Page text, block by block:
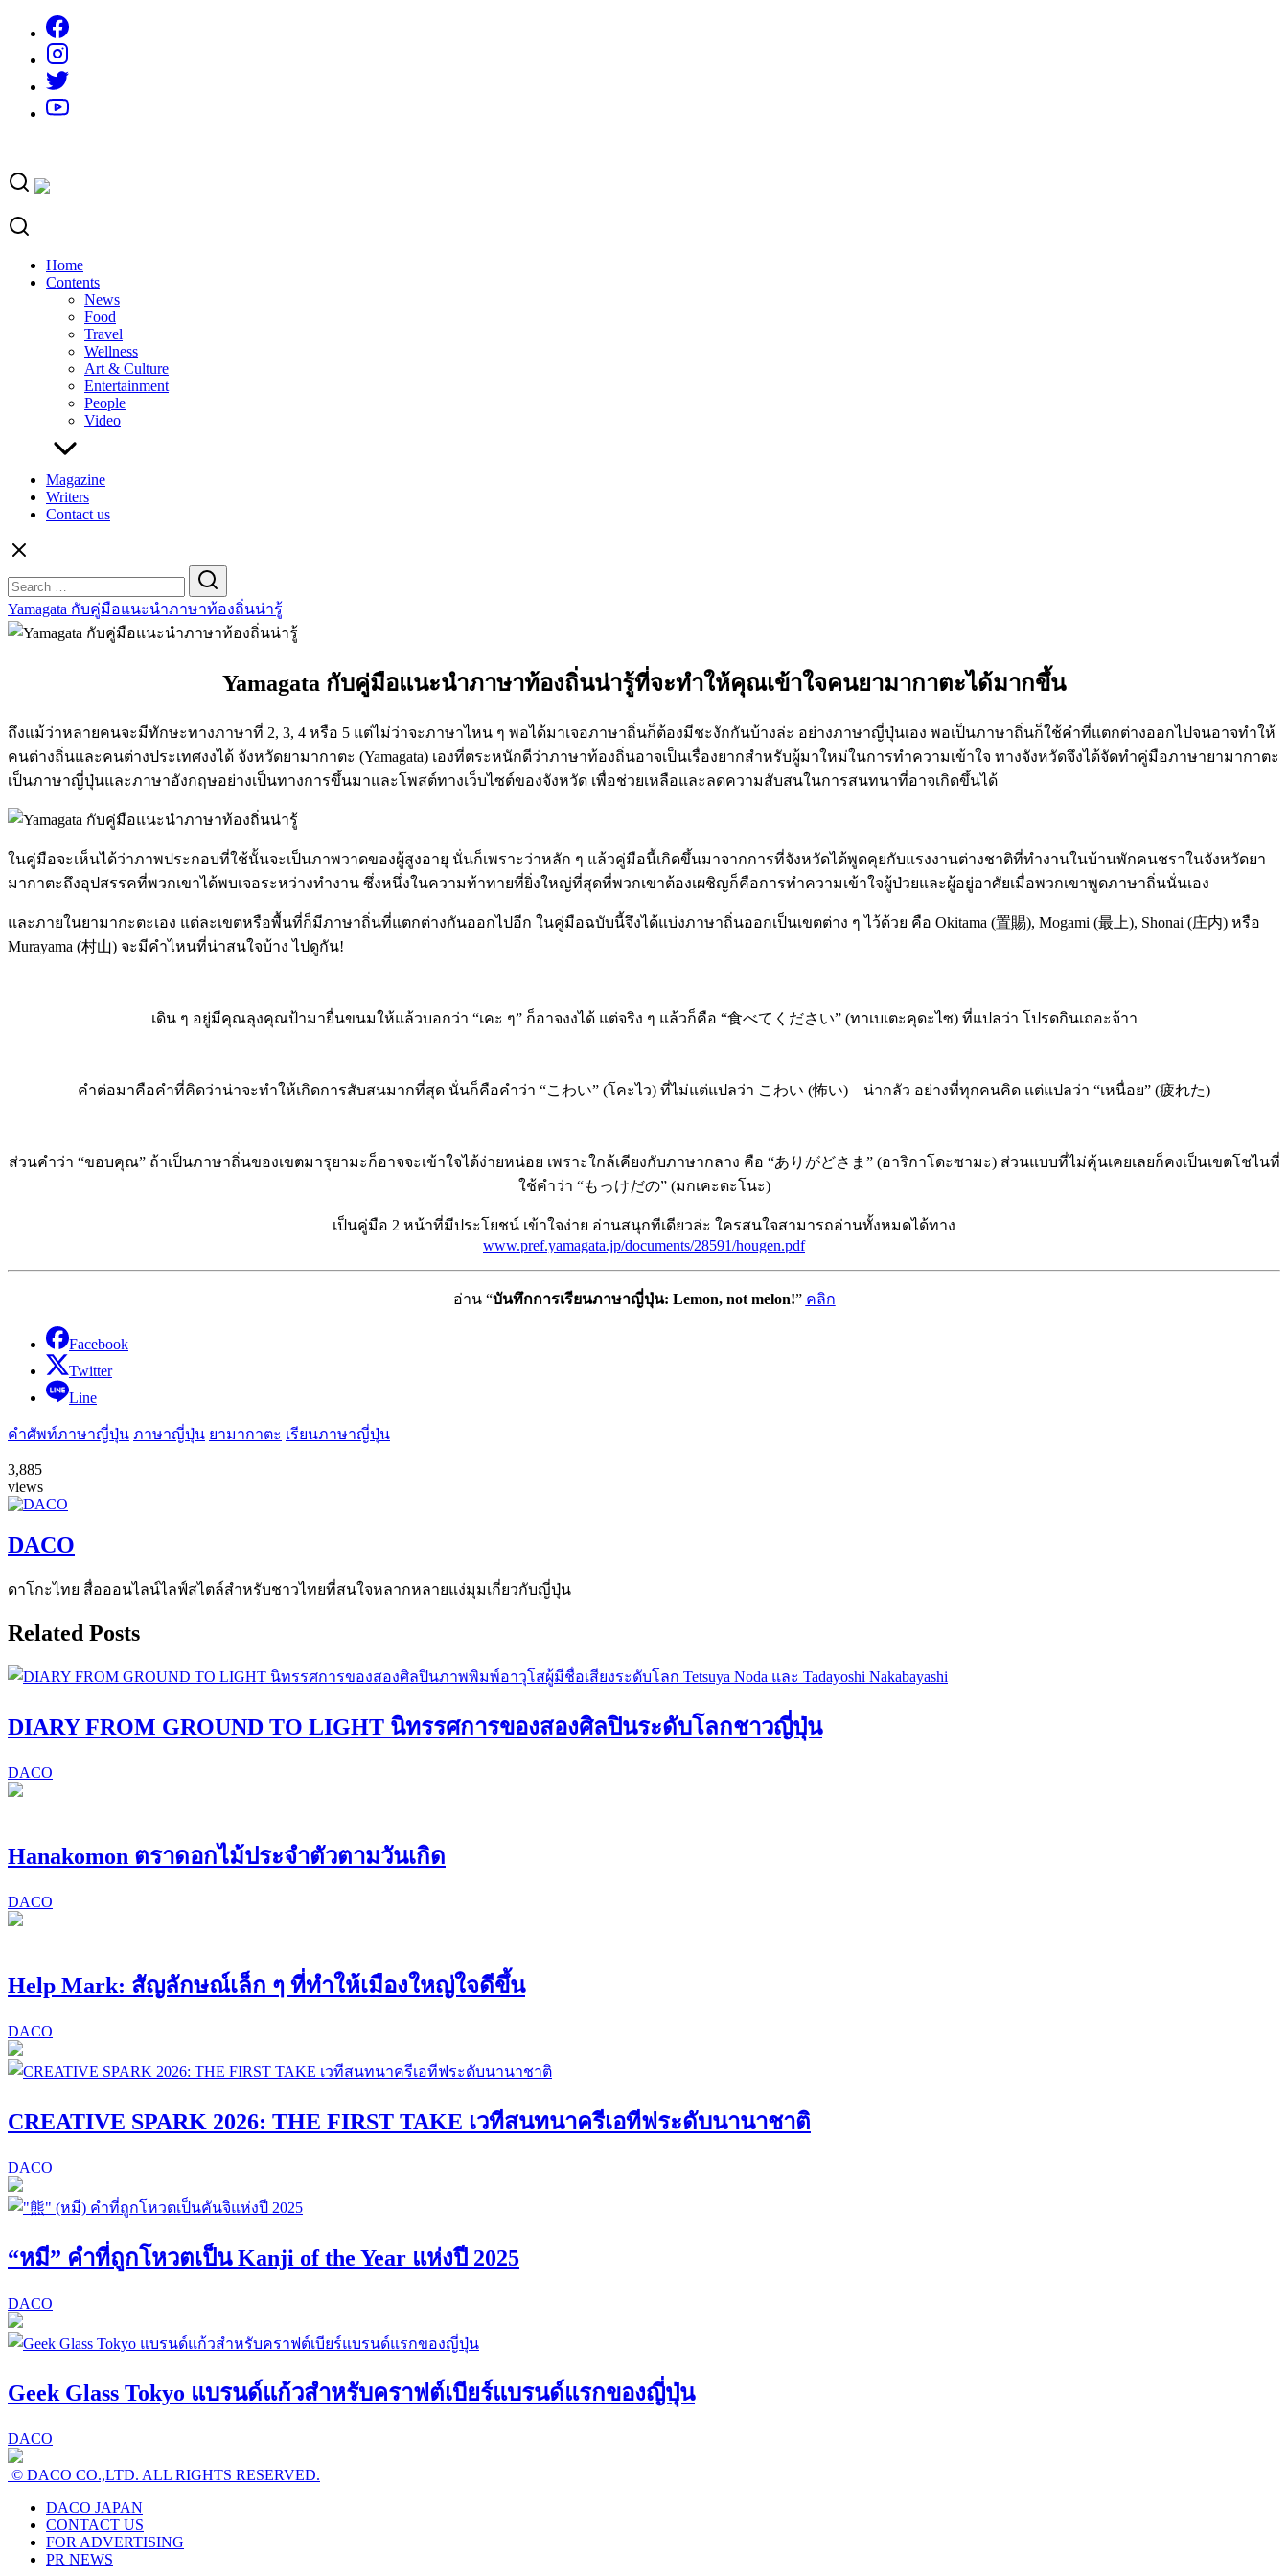
content
Home
Contents
News
Food
Travel
Wellness
Art & Culture
Entertainment
People
Video
Magazine
Writers
Contact us
for:
Yamagata กับคู่มือแนะนำภาษาท้องถิ่นน่ารู้
Yamagata กับคู่มือแนะนำภาษาท้องถิ่นน่ารู้ที่จะทำให้คุณเข้าใจคนยามากาตะได้มากขึ้น
ถึงแม้ว่าหลายคนจะมีทักษะทางภาษาที่ 2, 3, 4 หรือ 5 แต่ไม่ว่าจะภาษาไหน ๆ พอได้มาเจอภาษาถิ่นก็ต้องมีชะงักกันบ้างล่ะ อย่างภาษาญี่ปุ่นเอง พอเป็นภาษาถิ่นก็ใช้คำที่แตกต่างออกไปจนอาจทำให้
คนต่างถิ่นและคนต่างประเทศงงได้ จังหวัดยามากาตะ (Yamagata) เองที่ตระหนักดีว่าภาษาท้องถิ่นอาจเป็นเรื่องยากสำหรับผู้มาใหม่ในการทำความเข้าใจ ทางจังหวัดจึงได้จัดทำคู่มือภาษายามากาตะ
เป็นภาษาญี่ปุ่นและภาษาอังกฤษอย่างเป็นทางการขึ้นมาและโพสต์ทางเว็บไซต์ของจังหวัด เพื่อช่วยเหลือและลดความสับสนในการสนทนาที่อาจเกิดขึ้นได้
ในคู่มือจะเห็นได้ว่าภาพประกอบที่ใช้นั้นจะเป็นภาพวาดของผู้สูงอายุ นั่นก็เพราะว่าหลัก ๆ แล้วคู่มือนี้เกิดขึ้นมาจากการที่จังหวัดได้พูดคุยกับแรงงานต่างชาติที่ทำงานในบ้านพักคนชราในจังหวัดยา
มากาตะถึงอุปสรรคที่พวกเขาได้พบเจอระหว่างทำงาน ซึ่งหนึ่งในความท้าทายที่ยิ่งใหญ่ที่สุดที่พวกเขาต้องเผชิญก็คือการทำความเข้าใจผู้ป่วยและผู้อยู่อาศัยเมื่อพวกเขาพูดภาษาถิ่นนั่นเอง
และภายในยามากะตะเอง แต่ละเขตหรือพื้นที่ก็มีภาษาถิ่นที่แตกต่างกันออกไปอีก ในคู่มือฉบับนี้จึงได้แบ่งภาษาถิ่นออกเป็นเขตต่าง ๆ ไว้ด้วย คือ Okitama (置賜), Mogami (最上), Shonai (庄内) หรือ
Murayama (村山) จะมีคำไหนที่น่าสนใจบ้าง ไปดูกัน!
เดิน ๆ อยู่มีคุณลุงคุณป้ามายื่นขนมให้แล้วบอกว่า “เคะ ๆ” ก็อาจงงได้ แต่จริง ๆ แล้วก็คือ “食べてください” (ทาเบเตะคุดะไซ) ที่แปลว่า โปรดกินเถอะจ้าา
คำต่อมาคือคำที่คิดว่าน่าจะทำให้เกิดการสับสนมากที่สุด นั่นก็คือคำว่า “こわい” (โคะไว) ที่ไม่แต่แปลว่า こわい (怖い) – น่ากลัว อย่างที่ทุกคนคิด แต่แปลว่า “เหนื่อย” (疲れた)
ส่วนคำว่า “ขอบคุณ” ถ้าเป็นภาษาถิ่นของเขตมารุยามะก็อาจจะเข้าใจได้ง่ายหน่อย เพราะใกล้เคียงกับภาษากลาง คือ “ありがどさま” (อาริกาโดะซามะ) ส่วนแบบที่ไม่คุ้นเคยเลยก็คงเป็นเขตโชไนที่
ใช้คำว่า “もっけだの” (มกเคะดะโนะ)
เป็นคู่มือ 2 หน้าที่มีประโยชน์ เข้าใจง่าย อ่านสนุกทีเดียวล่ะ ใครสนใจสามารถอ่านทั้งหมดได้ทาง
www.pref.yamagata.jp/documents/28591/hougen.pdf
อ่าน “บันทึกการเรียนภาษาญี่ปุ่น: Lemon, not melon!” คลิก
Facebook
Twitter
Line
คำศัพท์ภาษาญี่ปุ่น ภาษาญี่ปุ่น ยามากาตะ เรียนภาษาญี่ปุ่น
3,885
views
DACO
ดาโกะไทย สื่อออนไลน์ไลฟ์สไตล์สำหรับชาวไทยที่สนใจหลากหลายแง่มุมเกี่ยวกับญี่ปุ่น
Related Posts
DIARY FROM GROUND TO LIGHT นิทรรศการของสองศิลปินระดับโลกชาวญี่ปุ่น
DACO
Hanakomon ตราดอกไม้ประจำตัวตามวันเกิด
DACO
Help Mark: สัญลักษณ์เล็ก ๆ ที่ทำให้เมืองใหญ่ใจดีขึ้น
DACO
CREATIVE SPARK 2026: THE FIRST TAKE เวทีสนทนาครีเอทีฟระดับนานาชาติ
DACO
“หมี” คำที่ถูกโหวตเป็น Kanji of the Year แห่งปี 2025
DACO
Geek Glass Tokyo แบรนด์แก้วสำหรับคราฟต์เบียร์แบรนด์แรกของญี่ปุ่น
DACO
© DACO CO.,LTD. ALL RIGHTS RESERVED.
DACO JAPAN
CONTACT US
FOR ADVERTISING
PR NEWS